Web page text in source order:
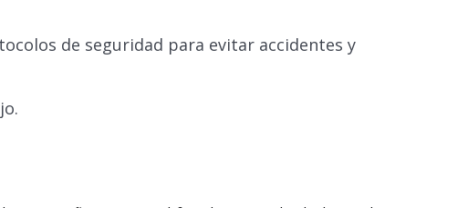
de seguridad para evitar accidentes y